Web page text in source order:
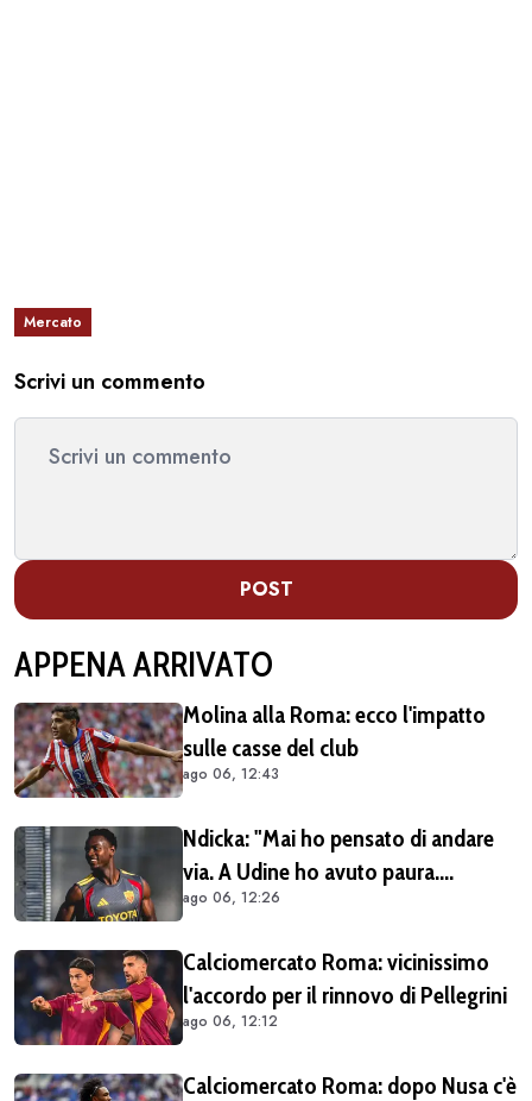
Mercato
Scrivi un commento
POST
APPENA ARRIVATO
Molina alla Roma: ecco l'impatto
sulle casse del club
ago 06, 12:43
Ndicka: "Mai ho pensato di andare
via. A Udine ho avuto paura.
Pellegrini? Lo aspettiamo a braccia
ago 06, 12:26
Calciomercato Roma: vicinissimo
l'accordo per il rinnovo di Pellegrini
ago 06, 12:12
Calciomercato Roma: dopo Nusa c'è